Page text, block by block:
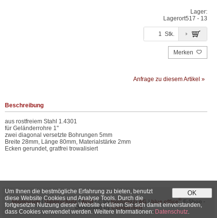
Lager:
Lagerort517 - 13
Stk.
Merken
Anfrage zu diesem Artikel »
Beschreibung
aus rostfreiem Stahl 1.4301
für Geländerrohre 1"
zwei diagonal versetzte Bohrungen 5mm
Breite 28mm, Länge 80mm, Materialstärke 2mm
Ecken gerundet, gratfrei trowalisiert
Impressum|Datenschutz |AGB| © byBortolazzi AG | blue office® E-Shop -
Developed byCompuTech
OK
Um Ihnen die bestmögliche Erfahrung zu bieten, benutzt
diese Website Cookies und Analyse Tools. Durch die
fortgesetzte Nutzung dieser Website erklären Sie sich damit einverstanden,
dass Cookies verwendet werden. Weitere Informationen: Datenschutz.